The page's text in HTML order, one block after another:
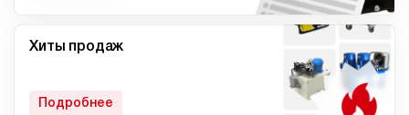
Компактные гидростанции
Хиты продаж
Подробнее